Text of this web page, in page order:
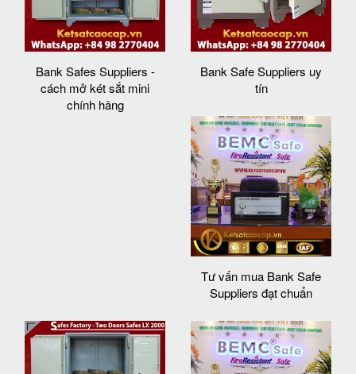
Bank Safes Suppliers -
cách mở két sắt mini
chính hãng
Bank Safe Suppliers uy
tín
Tư vấn mua Bank Safe
Suppliers đạt chuẩn